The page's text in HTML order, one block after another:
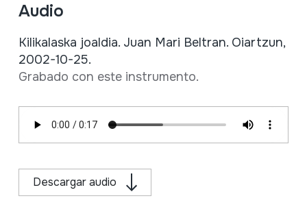
Audio
Kilikalaska joaldia. Juan Mari Beltran. Oiartzun,
2002-10-25.
Grabado con este instrumento.
Descargar audio